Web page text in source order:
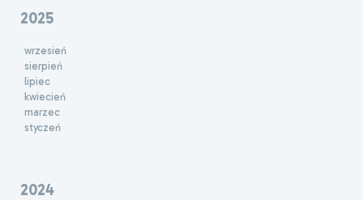
2025
wrzesień
sierpień
lipiec
kwiecień
marzec
styczeń
2024